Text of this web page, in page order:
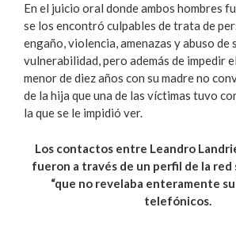
En el juicio oral donde ambos hombres
se los encontró culpables de trata de
engaño, violencia, amenazas y abuso de
vulnerabilidad, pero además de impedir
menor de diez años con su madre no
de la hija que una de las víctimas tuvo
la que se le impidió ver.
Los contactos entre Leandro
fueron a través de un perfil de la red
“que no revelaba enteramente
telefónicos.